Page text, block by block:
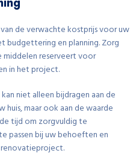
de verwachte kostprijs voor uw
budgettering en planning. Zorg
reserveert voor
in het project.
niet alleen bijdragen aan de
maar ook aan de waarde
tijd om zorgvuldig te
passen bij uw behoeften en